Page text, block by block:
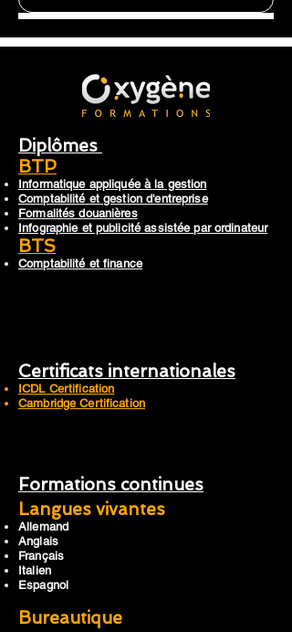
Diplômes
BTP
Informatique appliquée à la gestion
Comptabilité et gestion d'entreprise
Formalités douanières
Infographie et publicité assistée par ordinateur
BTS
Comptabilité et finance
Certificats internationales
ICDL Certification
Cambridge Certification
Formations continues
Langues vivantes
Allemand
Anglais
Français
Italien
Espagnol
Bureautique